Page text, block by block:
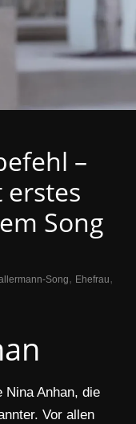
–
Song
Song, Ehefrau,
Nina Anhan, die
Vor allen